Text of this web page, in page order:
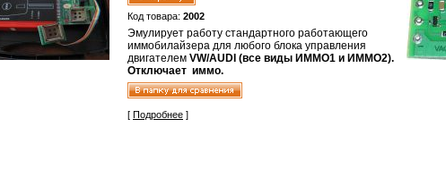
Код товара: 2002
Эмулирует работу стандартного работающего
иммобилайзера для любого блока управления
двигателем VW/AUDI (все виды ИММО1 и ИММО2).
Отключает иммо.
[ Подробнее ]